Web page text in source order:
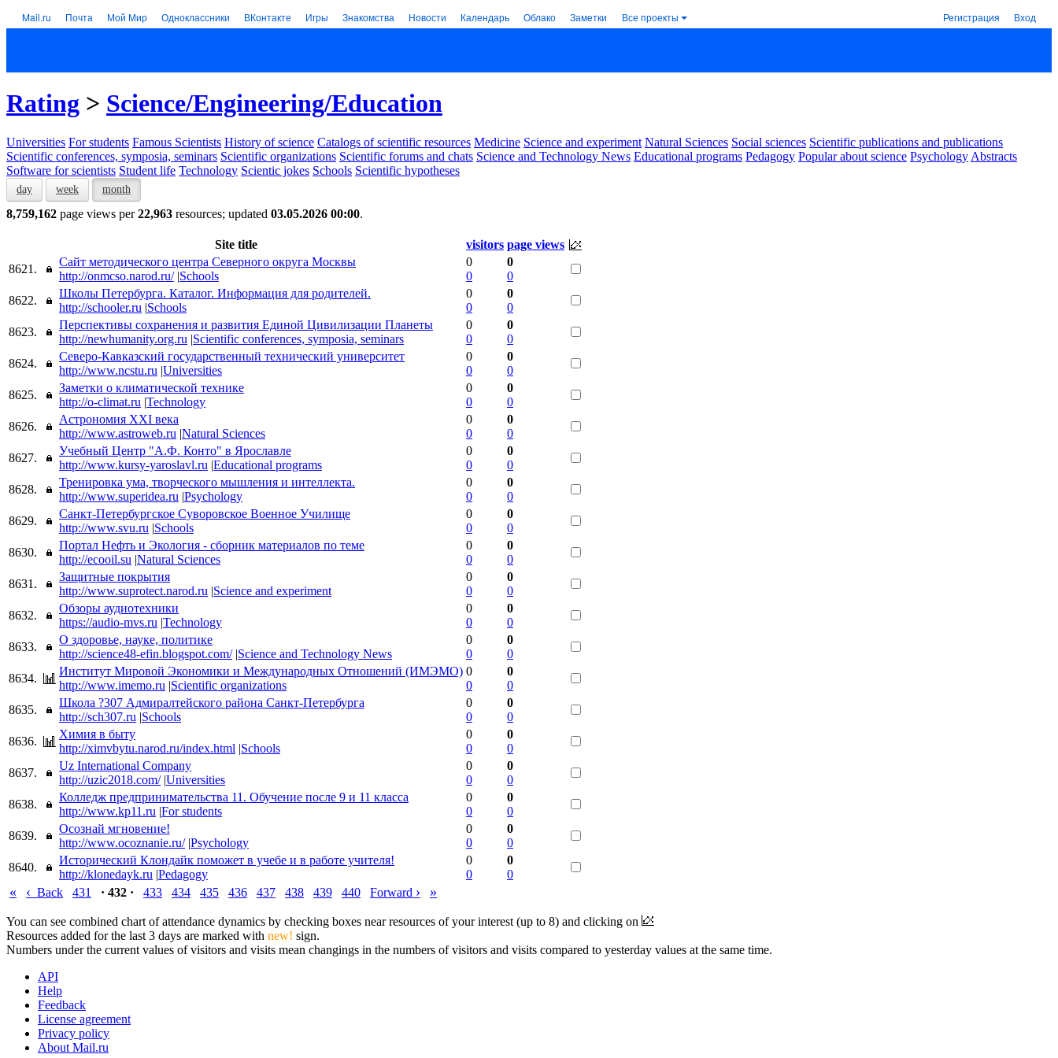
Mail.ru Почта Мой Мир Одноклассники ВКонтакте Игры Знакомства Новости Календарь Облако Заметки Все проекты Регистрация Вход
Rating > Science/Engineering/Education
Universities For students Famous Scientists History of science Catalogs of scientific resources Medicine Science and experiment Natural Sciences Social sciences Scientific publications and publications
Scientific conferences, symposia, seminars Scientific organizations Scientific forums and chats Science and Technology News Educational programs Pedagogy Popular about science Psychology Abstracts
Software for scientists Student life Technology Scientic jokes Schools Scientific hypotheses
day week month
8,759,162 page views per22,963 resources; updated 03.05.2026 00:00.
Site title visitors page views
8621.
Сайт методического центра Северного округа Москвы
http://onmcso.narod.ru/ |Schools
0
0
0
0
8622.
Школы Петербурга. Каталог. Информация для родителей.
http://schooler.ru |Schools
0
0
0
0
8623.
Перспективы сохранения и развития Единой Цивилизации Планеты
http://newhumanity.org.ru |Scientific conferences, symposia, seminars
0
0
0
0
8624.
Северо-Кавказский государственный технический университет
http://www.ncstu.ru |Universities
0
0
0
0
8625.
Заметки о климатической технике
http://o-climat.ru |Technology
0
0
0
0
8626.
Астрономия XXI века
http://www.astroweb.ru |Natural Sciences
0
0
0
0
8627.
Учебный Центр "А.Ф. Конто" в Ярославле
http://www.kursy-yaroslavl.ru |Educational programs
0
0
0
0
8628.
Тренировка ума, творческого мышления и интеллекта.
http://www.superidea.ru |Psychology
0
0
0
0
8629.
Санкт-Петербургское Суворовское Военное Училище
http://www.svu.ru |Schools
0
0
0
0
8630.
Портал Нефть и Экология - сборник материалов по теме
http://ecooil.su |Natural Sciences
0
0
0
0
8631.
Защитные покрытия
http://www.suprotect.narod.ru |Science and experiment
0
0
0
0
8632.
Обзоры аудиотехники
https://audio-mvs.ru |Technology
0
0
0
0
8633.
О здоровье, науке, политике
http://science48-efin.blogspot.com/ |Science and Technology News
0
0
0
0
8634.
Институт Мировой Экономики и Международных Отношений (ИМЭМО)
http://www.imemo.ru |Scientific organizations
0
0
0
0
8635.
Школа ?307 Адмиралтейского района Санкт-Петербурга
http://sch307.ru |Schools
0
0
0
0
8636.
Химия в быту
http://ximvbytu.narod.ru/index.html |Schools
0
0
0
0
8637.
Uz International Company
http://uzic2018.com/ |Universities
0
0
0
0
8638.
Колледж предпринимательства 11. Обучение после 9 и 11 класса
http://www.kp11.ru |For students
0
0
0
0
8639.
Осознай мгновение!
http://www.ocoznanie.ru/ |Psychology
0
0
0
0
8640.
Исторический Клондайк поможет в учебе и в работе учителя!
http://klonedayk.ru |Pedagogy
0
0
0
0
« ‹ Back 431 · 432 · 433 434 435 436 437 438 439 440 Forward › »
You can see combined chart of attendance dynamics by checking boxes near resources of your interest (up to 8) and clicking on
Resources added for the last 3 days are marked with new! sign.
Numbers under the current values of visitors and visits mean changings in the numbers of visitors and visits compared to yesterday values at the same time.
API
Help
Feedback
License agreement
Privacy policy
About Mail.ru